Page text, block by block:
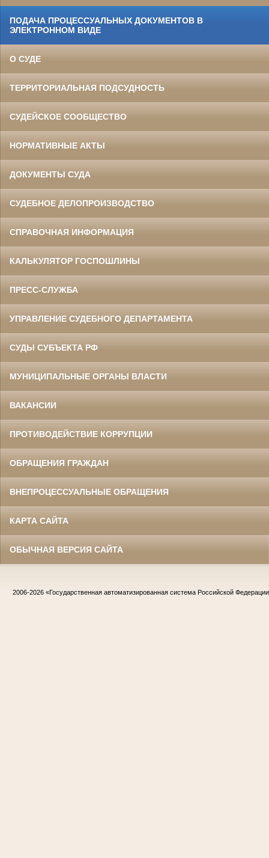
ПОДАЧА ПРОЦЕССУАЛЬНЫХ ДОКУМЕНТОВ В
ЭЛЕКТРОННОМ ВИДЕ
О СУДЕ
ТЕРРИТОРИАЛЬНАЯ ПОДСУДНОСТЬ
СУДЕЙСКОЕ СООБЩЕСТВО
НОРМАТИВНЫЕ АКТЫ
ДОКУМЕНТЫ СУДА
СУДЕБНОЕ ДЕЛОПРОИЗВОДСТВО
СПРАВОЧНАЯ ИНФОРМАЦИЯ
КАЛЬКУЛЯТОР ГОСПОШЛИНЫ
ПРЕСС-СЛУЖБА
УПРАВЛЕНИЕ СУДЕБНОГО ДЕПАРТАМЕНТА
СУДЫ СУБЪЕКТА РФ
МУНИЦИПАЛЬНЫЕ ОРГАНЫ ВЛАСТИ
ВАКАНСИИ
ПРОТИВОДЕЙСТВИЕ КОРРУПЦИИ
ОБРАЩЕНИЯ ГРАЖДАН
ВНЕПРОЦЕССУАЛЬНЫЕ ОБРАЩЕНИЯ
КАРТА САЙТА
ОБЫЧНАЯ ВЕРСИЯ САЙТА
2006-2026 «Государственная автоматизированная система Российской